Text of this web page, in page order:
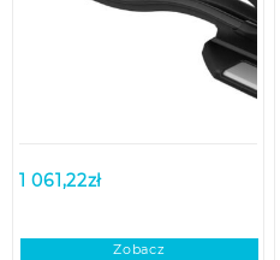
1 061,22zł
Zobacz